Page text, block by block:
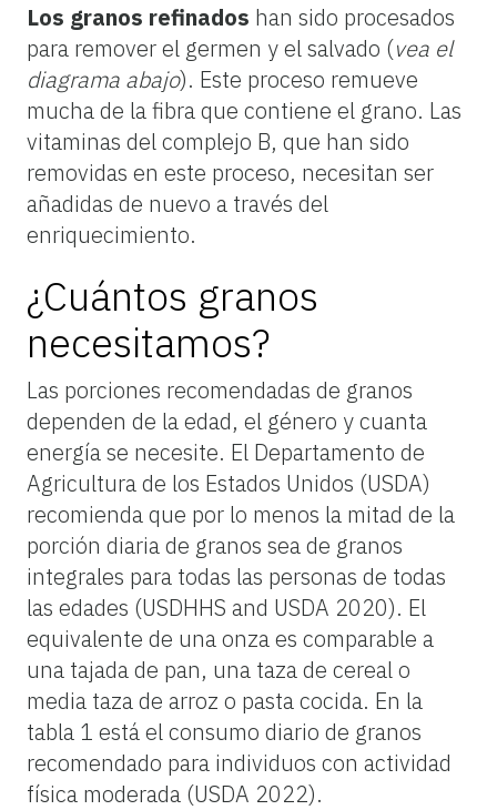
Los granos refinados han sido procesados
para remover el germen y el salvado (vea el
diagrama abajo). Este proceso remueve
mucha de la fibra que contiene el grano. Las
vitaminas del complejo B, que han sido
removidas en este proceso, necesitan ser
añadidas de nuevo a través del
enriquecimiento.
¿Cuántos granos
necesitamos?
Las porciones recomendadas de granos
dependen de la edad, el género y cuanta
energía se necesite. El Departamento de
Agricultura de los Estados Unidos (USDA)
recomienda que por lo menos la mitad de la
porción diaria de granos sea de granos
integrales para todas las personas de todas
las edades (USDHHS and USDA 2020). El
equivalente de una onza es comparable a
una tajada de pan, una taza de cereal o
media taza de arroz o pasta cocida. En la
tabla 1 está el consumo diario de granos
recomendado para individuos con actividad
física moderada (USDA 2022).